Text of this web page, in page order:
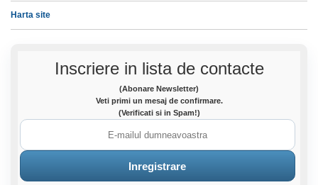
Harta site
Inscriere in lista de contacte
(Abonare Newsletter)
Veti primi un mesaj de confirmare.
(Verificati si in Spam!)